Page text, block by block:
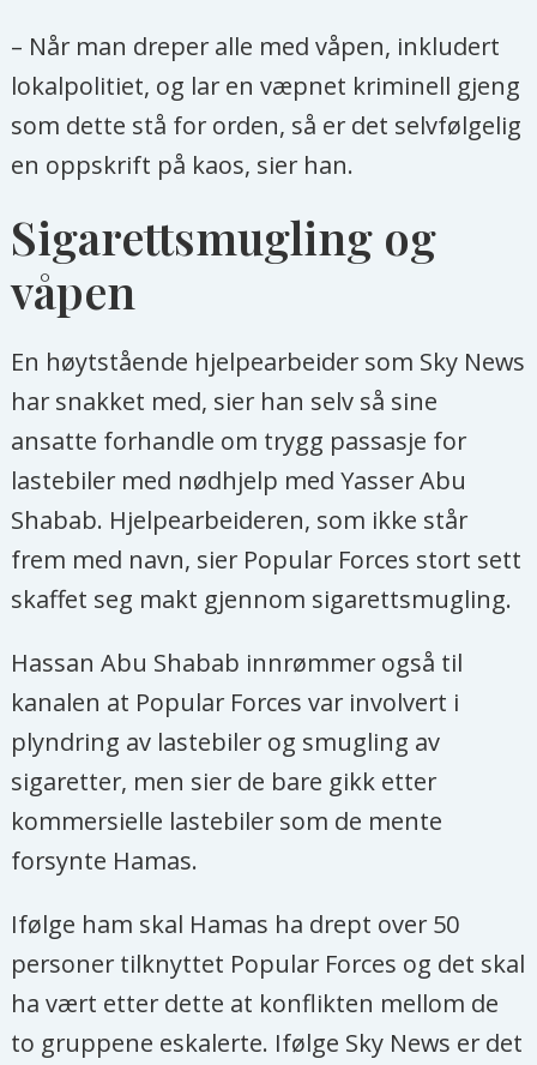
– Når man dreper alle med våpen, inkludert
lokalpolitiet, og lar en væpnet kriminell gjeng
som dette stå for orden, så er det selvfølgelig
en oppskrift på kaos, sier han.
Sigarettsmugling og
våpen
En høytstående hjelpearbeider som Sky News
har snakket med, sier han selv så sine
ansatte forhandle om trygg passasje for
lastebiler med nødhjelp med Yasser Abu
Shabab. Hjelpearbeideren, som ikke står
frem med navn, sier Popular Forces stort sett
skaffet seg makt gjennom sigarettsmugling.
Hassan Abu Shabab innrømmer også til
kanalen at Popular Forces var involvert i
plyndring av lastebiler og smugling av
sigaretter, men sier de bare gikk etter
kommersielle lastebiler som de mente
forsynte Hamas.
Ifølge ham skal Hamas ha drept over 50
personer tilknyttet Popular Forces og det skal
ha vært etter dette at konflikten mellom de
to gruppene eskalerte. Ifølge Sky News er det